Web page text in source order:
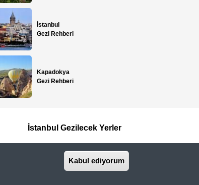
İstanbul
Gezi Rehberi
Kapadokya
Gezi Rehberi
İstanbul Gezilecek Yerler
Kabul ediyorum